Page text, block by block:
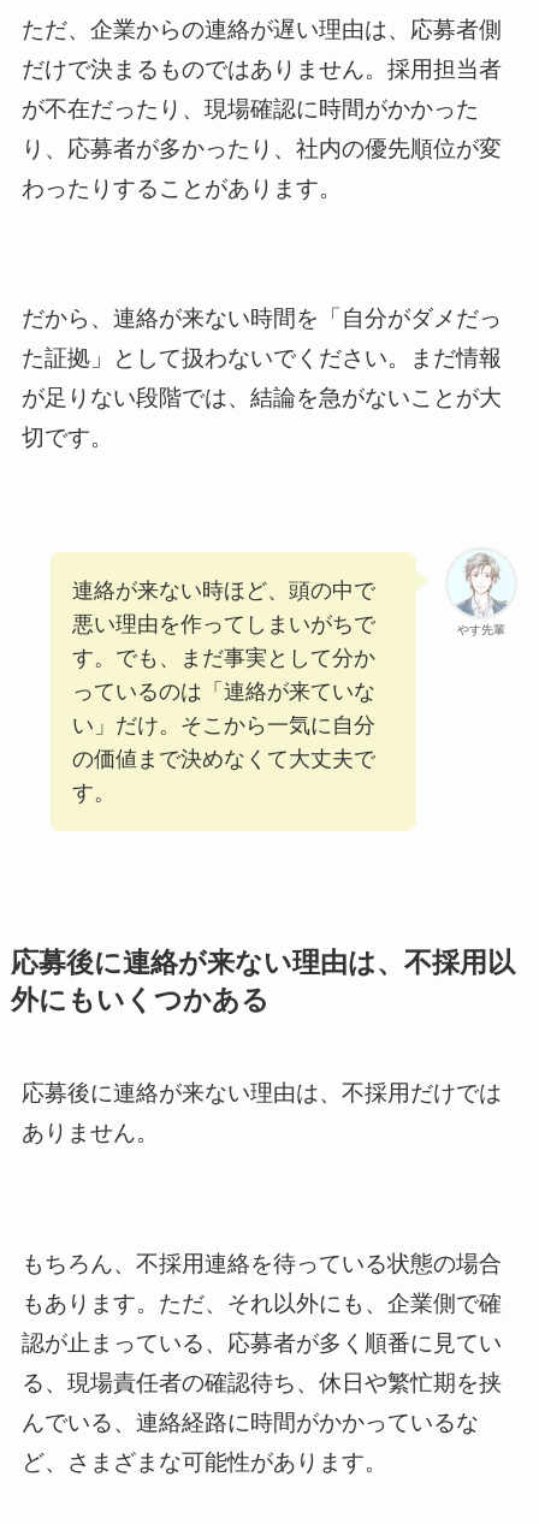
ただ、企業からの連絡が遅い理由は、応募者側
だけで決まるものではありません。採用担当者
が不在だったり、現場確認に時間がかかった
り、応募者が多かったり、社内の優先順位が変
わったりすることがあります。
だから、連絡が来ない時間を「自分がダメだっ
た証拠」として扱わないでください。まだ情報
が足りない段階では、結論を急がないことが大
切です。
やす先輩
連絡が来ない時ほど、頭の中で
悪い理由を作ってしまいがちで
す。でも、まだ事実として分か
っているのは「連絡が来ていな
い」だけ。そこから一気に自分
の価値まで決めなくて大丈夫で
す。
応募後に連絡が来ない理由は、不採用以
外にもいくつかある
応募後に連絡が来ない理由は、不採用だけでは
ありません。
もちろん、不採用連絡を待っている状態の場合
もあります。ただ、それ以外にも、企業側で確
認が止まっている、応募者が多く順番に見てい
る、現場責任者の確認待ち、休日や繁忙期を挟
んでいる、連絡経路に時間がかかっているな
ど、さまざまな可能性があります。